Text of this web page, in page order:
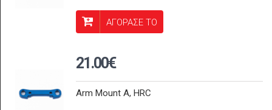
ΑΓΟΡΑΣΕ ΤΟ
21.00€
Arm Mount A, HRC